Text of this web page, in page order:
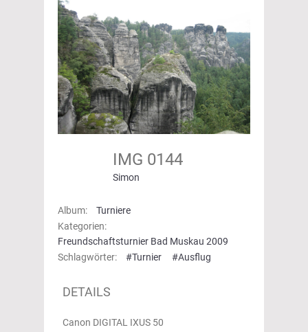
IMG 0144
Simon
Album:
Turniere
Kategorien:
Freundschaftsturnier Bad Muskau 2009
Schlagwörter:
#Turnier #Ausflug
DETAILS
Canon DIGITAL IXUS 50